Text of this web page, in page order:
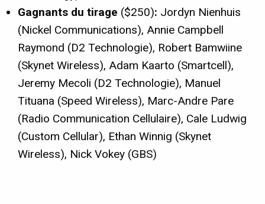
Gagnants du tirage ($250): Jordyn Nienhuis
(Nickel Communications), Annie Campbell
Raymond (D2 Technologie), Robert Bamwiine
(Skynet Wireless), Adam Kaarto (Smartcell),
Jeremy Mecoli (D2 Technologie), Manuel
Tituana (Speed Wireless), Marc-Andre Pare
(Radio Communication Cellulaire), Cale Ludwig
(Custom Cellular), Ethan Winnig (Skynet
Wireless), Nick Vokey (GBS)